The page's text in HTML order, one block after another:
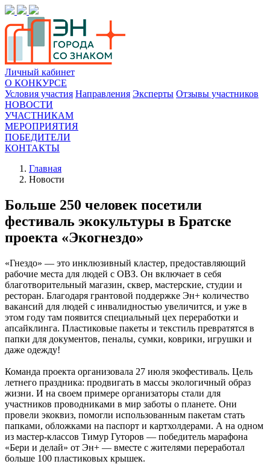
Личный кабинет
О КОНКУРСЕ
Условия участия Направления Эксперты Отзывы участников
НОВОСТИ
УЧАСТНИКАМ
МЕРОПРИЯТИЯ
ПОБЕДИТЕЛИ
КОНТАКТЫ
Главная
Новости
Больше 250 человек посетили
фестиваль экокультуры в Братске
проекта «Экогнездо»
«Гнездо» — это инклюзивный кластер, предоставляющий
рабочие места для людей с ОВЗ. Он включает в себя
благотворительный магазин, сквер, мастерские, студии и
ресторан. Благодаря грантовой поддержке Эн+ количество
вакансий для людей с инвалидностью увеличится, и уже в
этом году там появится специальный цех переработки и
апсайклинга. Пластиковые пакеты и текстиль превратятся в
папки для документов, пеналы, сумки, коврики, игрушки и
даже одежду!
Команда проекта организовала 27 июля экофестиваль. Цель
летнего праздника: продвигать в массы экологичный образ
жизни. И на своем примере организаторы стали для
участников проводниками в мир заботы о планете. Они
провели экоквиз, помогли использованным пакетам стать
папками, обложками на паспорт и картхолдерами. А на одном
из мастер-классов Тимур Гуторов — победитель марафона
«Бери и делай» от Эн+ — вместе с жителями переработал
больше 100 пластиковых крышек.